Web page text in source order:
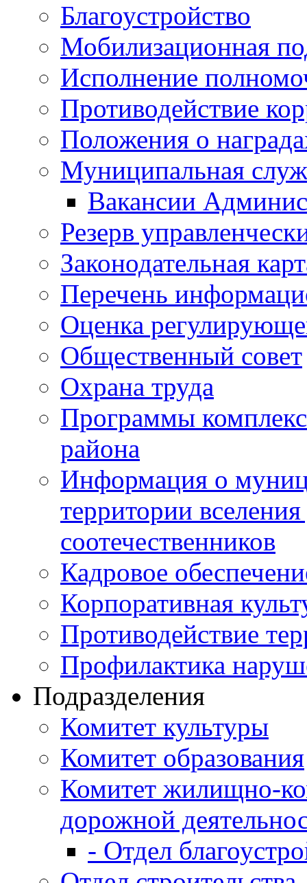
Благоустройство
Мобилизационная
Исполнение
Противодействие
Положения о
Муниципальная
Вакансии
Резерв
Законодательная
Перечень
Оценка
Общественный совет
Охрана труда
Программы
района
Информация о
территории
соотечественников
Кадровое
Корпоративная
Противодействие
Профилактика
Подразделения
Комитет культуры
Комитет образования
Комитет жилищно-
дорожной
- Отдел